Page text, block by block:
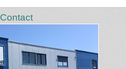
Contact